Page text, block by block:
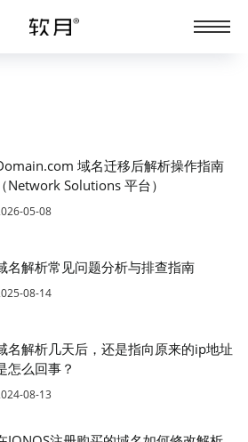
域名迁移后解析操作指南
（Network Solutions 平台）
05-08
名解析常见问题分析与排查指南
08-14
名解析几天后，还是指向原来的ip地址
怎么回事？
08-13